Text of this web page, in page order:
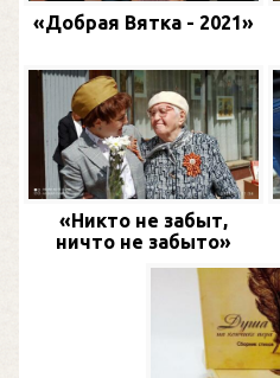
«Добрая Вятка - 2021»
«Никто не забыт,
ничто не забыто»